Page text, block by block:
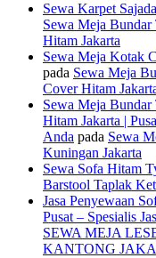
Sewa Karpet
Sewa Meja
Hitam Jakarta
Sewa Meja Kotak
pada Sewa Meja
Cover Hitam
Sewa Meja
Hitam Jakarta |
Anda pada Sewa
Kuningan Jakarta
Sewa Sofa Hitam
Barstool Taplak
Jasa Penyewaan
Pusat – Spesialis
SEWA MEJA
KANTONG